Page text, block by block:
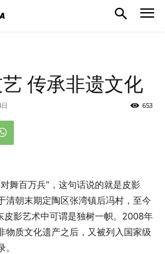
传承非遗文化
653
舞百万兵”，这句话说的就是皮影
清朝末期定陶区张湾镇后冯村，至今
皮影艺术中可谓是独树一帜。2008年
物质文化遗产之后，又被列入国家级